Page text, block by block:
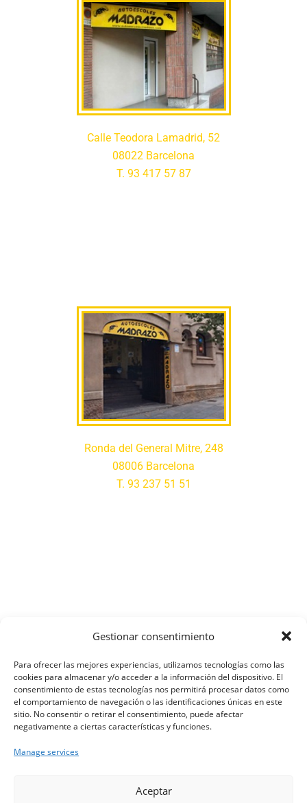
Gestionar consentimiento
Para ofrecer las mejores experiencias, utilizamos tecnologías como las
cookies para almacenar y/o acceder a la información del dispositivo. El
consentimiento de estas tecnologías nos permitirá procesar datos como
el comportamiento de navegación o las identificaciones únicas en este
sitio. No consentir o retirar el consentimiento, puede afectar
negativamente a ciertas características y funciones.
Manage services
Aceptar
Calle Teodora Lamadrid, 52
08022 Barcelona
T. 93 417 57 87
Ronda del General Mitre, 248
08006 Barcelona
T. 93 237 51 51
T. 93 237 35 83
con la información publicada en